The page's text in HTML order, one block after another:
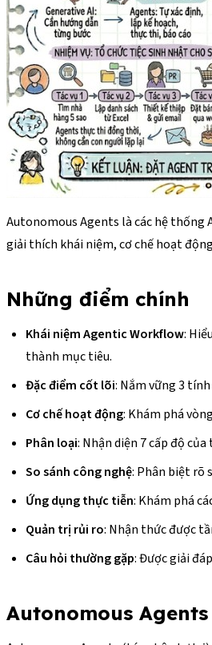
Autonomous Agents là các hệ thống
giải thích khái niệm, cơ chế hoạt
Những điểm chính
Khái niệm Agentic Workflow:
thành mục tiêu.
Đặc điểm cốt lõi: Nắm vững 3
Cơ chế hoạt động: Khám phá
Phân loại: Nhận diện 7 cấp độ
So sánh công nghệ: Phân biệt rõ
Ứng dụng thực tiễn: Khám phá
Quản trị rủi ro: Nhận thức được
Câu hỏi thường gặp: Được giải
Autonomous